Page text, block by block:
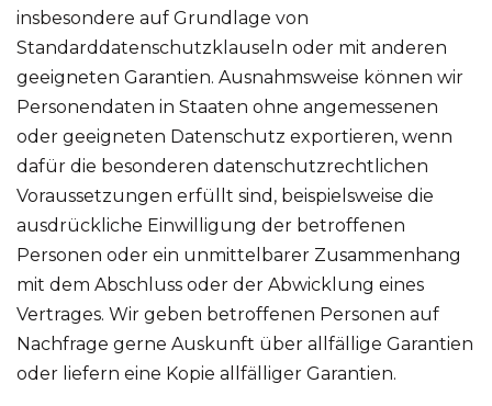
insbesondere auf Grundlage von
Standarddatenschutzklauseln oder mit anderen
geeigneten Garantien. Ausnahmsweise können wir
Personendaten in Staaten ohne angemessenen
oder geeigneten Datenschutz exportieren, wenn
dafür die besonderen datenschutzrechtlichen
Voraussetzungen erfüllt sind, beispielsweise die
ausdrückliche Einwilligung der betroffenen
Personen oder ein unmittelbarer Zusammenhang
mit dem Abschluss oder der Abwicklung eines
Vertrages. Wir geben betroffenen Personen auf
Nachfrage gerne Auskunft über allfällige Garantien
oder liefern eine Kopie allfälliger Garantien.